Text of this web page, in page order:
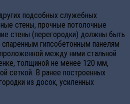
подсобных служебных
стены, прочные потолочные
стены (перегородки) должны быть
спаренным гипсобетонным панелям
между ними стальной
толщиной не менее 120 мм,
сеткой. В ранее построенных
из досок, усиленных